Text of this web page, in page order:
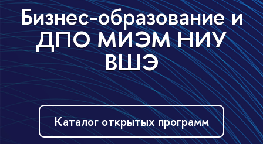
Бизнес-образование и
ДПО МИЭМ НИУ
ВШЭ
Каталог открытых программ